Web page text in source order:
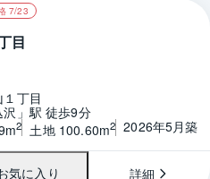
7/23
目
丁目
」駅 徒歩9分
2 土地 100.60m2 2026年5月築
気に入り 詳細